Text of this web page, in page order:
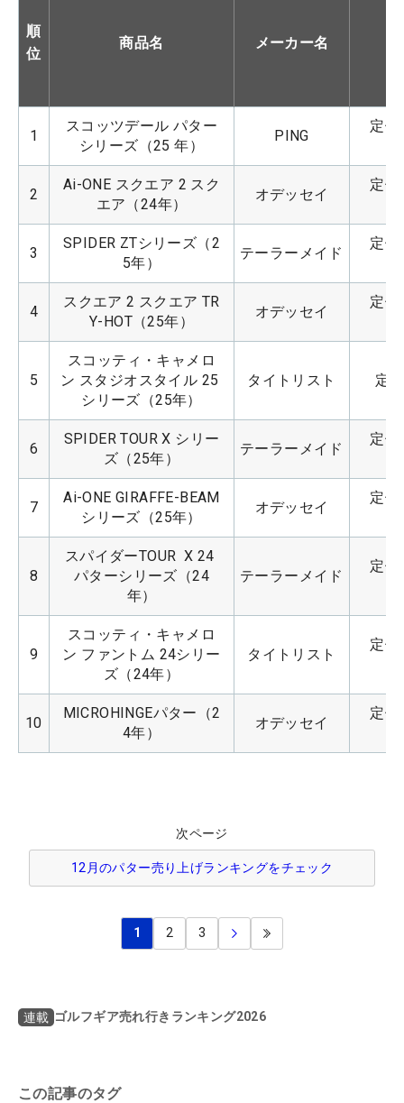
順
位
商品名 メーカー名
1
スコッツデール パター
シリーズ（25 年）
PING
定価
2
Ai-ONE スクエア 2 スク
エア（24年）
オデッセイ
定価
3
SPIDER ZTシリーズ（2
5年）
テーラーメイド
定価
4
スクエア 2 スクエア TR
Y-HOT（25年）
オデッセイ
定価
5
スコッティ・キャメロ
ン スタジオスタイル 25
シリーズ（25年）
タイトリスト 定
6
SPIDER TOUR X シリー
ズ（25年）
テーラーメイド
定価
7
Ai-ONE GIRAFFE-BEAM
シリーズ（25年）
オデッセイ
定価
8
スパイダーTOUR  X 24
パターシリーズ（24
年）
テーラーメイド
定価
9
スコッティ・キャメロ
ン ファントム 24シリー
ズ（24年）
タイトリスト
定価
10
MICROHINGEパター（2
4年）
オデッセイ
定価
次ページ
12月のパター売り上げランキングをチェック
1 2 3
連載 ゴルフギア売れ行きランキング2026
この記事のタグ